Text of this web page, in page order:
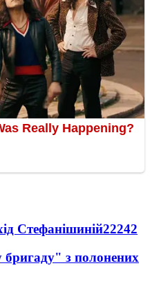
Стефанішиній22242
з полонених